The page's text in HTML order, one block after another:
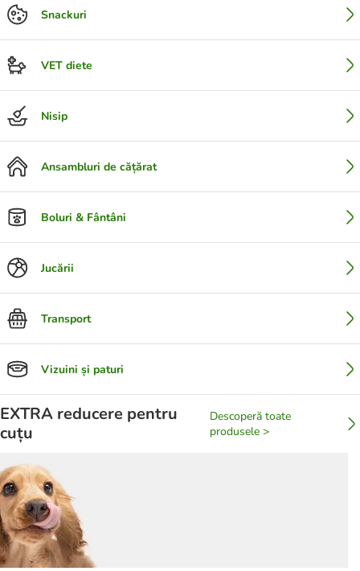
Snackuri
VET diete
Nisip
Ansambluri de cățărat
Boluri & Fântâni
Jucării
Transport
Vizuini și paturi
EXTRA reducere pentru
cuțu
Descoperă toate
produsele >